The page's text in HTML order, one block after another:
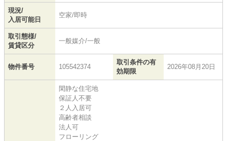
現況/
入居可能日
空家/即時
取引態様/
賃貸区分
一般媒介/一般
物件番号 105542374
取引条件の有
効期限
2026年08月20日
閑静な住宅地
保証人不要
２人入居可
高齢者相談
法人可
フローリング